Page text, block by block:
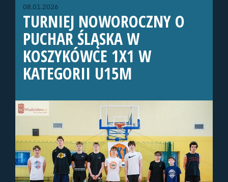
08.01.2026
TURNIEJ NOWOROCZNY O
PUCHAR ŚLĄSKA W
KOSZYKÓWCE 1X1 W
KATEGORII U15M